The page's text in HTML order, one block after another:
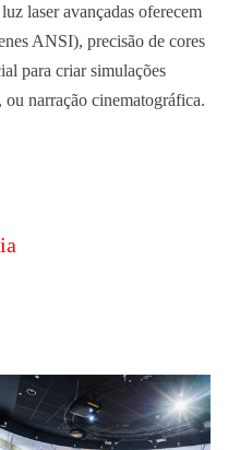
laser avançadas oferecem
ANSI), precisão de cores
para criar simulações
ou narração cinematográfica.